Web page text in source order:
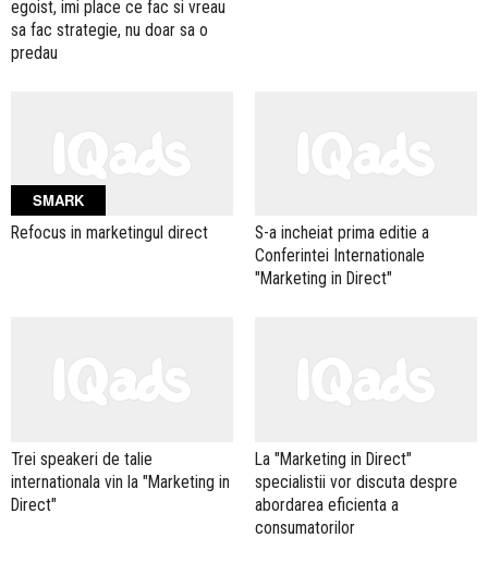
egoist, imi place ce fac si vreau
sa fac strategie, nu doar sa o
predau
SMARK
Refocus in marketingul direct
S-a incheiat prima editie a
Conferintei Internationale
"Marketing in Direct"
Trei speakeri de talie
internationala vin la "Marketing in
Direct"
La "Marketing in Direct"
specialistii vor discuta despre
abordarea eficienta a
consumatorilor